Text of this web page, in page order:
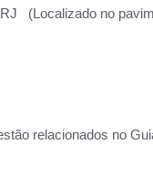
(Localizado no
relacionados no